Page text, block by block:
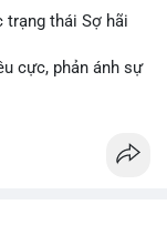
trạng thái Sợ hãi
cực, phản ánh sự
Cat (CASHCAT),
Polkadot,